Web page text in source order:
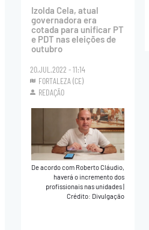
Izolda Cela, atual
governadora era
cotada para unificar PT
e PDT nas eleições de
outubro
20.JUL.2022 - 11:14
FORTALEZA (CE)
REDAÇÃO
De acordo com Roberto Cláudio,
haverá o incremento dos
profissionais nas unidades
Crédito: Divulgação